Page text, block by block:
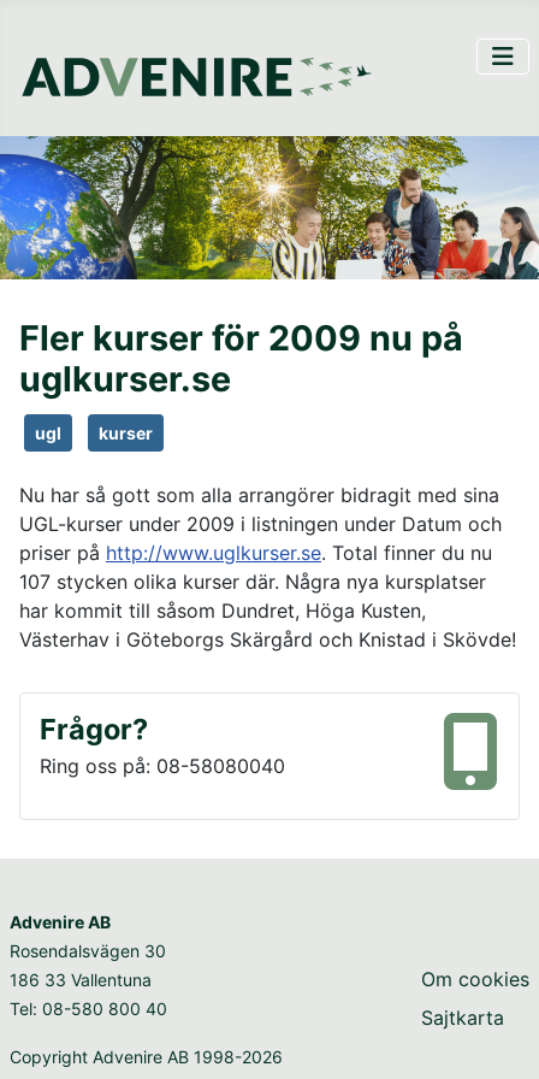
Fler kurser för 2009 nu på
uglkurser.se
ugl kurser
Nu har så gott som alla arrangörer bidragit med sina
UGL-kurser under 2009 i listningen under Datum och
priser på http://www.uglkurser.se. Total finner du nu
107 stycken olika kurser där. Några nya kursplatser
har kommit till såsom Dundret, Höga Kusten,
Västerhav i Göteborgs Skärgård och Knistad i Skövde!
Frågor?
Ring oss på: 08-58080040
Advenire AB
Rosendalsvägen 30
186 33 Vallentuna
Tel: 08-580 800 40
Copyright Advenire AB 1998-2026
Om cookies
Sajtkarta